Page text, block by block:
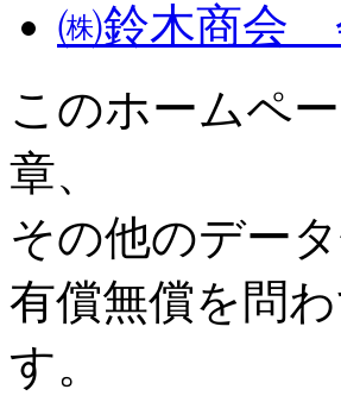
㈱鈴木商会
このホームペ
章、
その他のデー
有償無償を問
す。